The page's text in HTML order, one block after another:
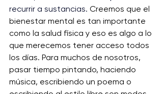
recurrir a sustancias. Creemos que el
bienestar mental es tan importante
como la salud física y eso es algo a lo
que merecemos tener acceso todos
los días. Para muchos de nosotros,
pasar tiempo pintando, haciendo
música, escribiendo un poema o